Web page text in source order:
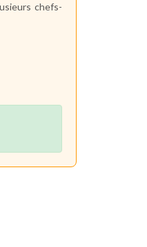
chefs-